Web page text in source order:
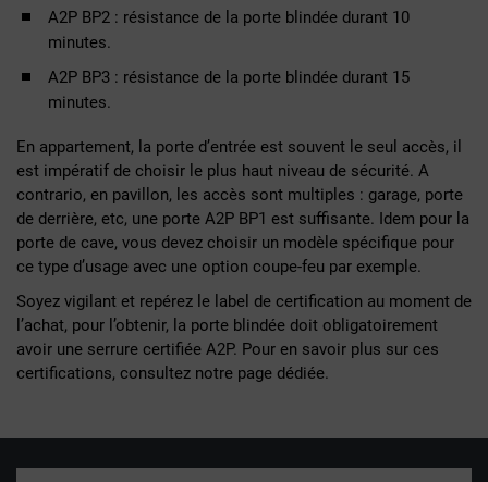
A2P BP2 : résistance de la porte blindée durant 10
minutes.
A2P BP3 : résistance de la porte blindée durant 15
minutes.
En appartement, la porte d’entrée est souvent le seul accès, il
est impératif de choisir le plus haut niveau de sécurité. A
contrario, en pavillon, les accès sont multiples : garage, porte
de derrière, etc, une porte A2P BP1 est suffisante. Idem pour la
porte de cave, vous devez choisir un modèle spécifique pour
ce type d’usage avec une option coupe-feu par exemple.
Soyez vigilant et repérez le label de certification au moment de
l’achat, pour l’obtenir, la porte blindée doit obligatoirement
avoir une serrure certifiée A2P. Pour en savoir plus sur ces
certifications, consultez notre page dédiée.